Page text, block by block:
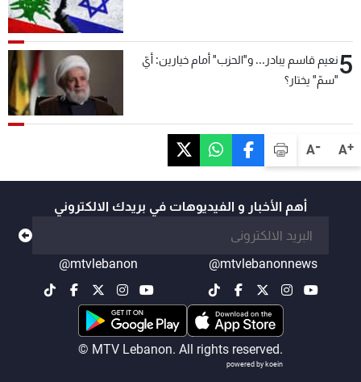
A+
A-
5نعيم قاسم يبادر... و"الحزب" أمام خيارين: أيّ
"سمّ" يختار؟
أهم الأخبار و الفيديوهات في بريدك الالكتروني
@mtvlebanonnews
@mtvlebanon
© MTV Lebanon. All rights reserved.
powered by koein